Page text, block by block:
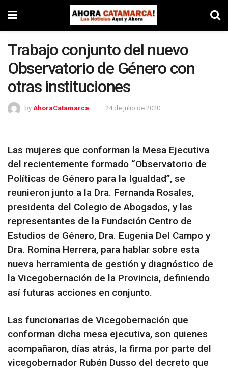
Trabajo conjunto del nuevo
Observatorio de Género con
otras instituciones
by AhoraCatamarca 24 de julio de 2020
Las mujeres que conforman la Mesa Ejecutiva
del recientemente formado “Observatorio de
Políticas de Género para la Igualdad”, se
reunieron junto a la Dra. Fernanda Rosales,
presidenta del Colegio de Abogados, y las
representantes de la Fundación Centro de
Estudios de Género, Dra. Eugenia Del Campo y
Dra. Romina Herrera, para hablar sobre esta
nueva herramienta de gestión y diagnóstico de
la Vicegobernación de la Provincia, definiendo
así futuras acciones en conjunto.
Las funcionarias de Vicegobernación que
conforman dicha mesa ejecutiva, son quienes
acompañaron, días atrás, la firma por parte del
vicegobernador Rubén Dusso del decreto que